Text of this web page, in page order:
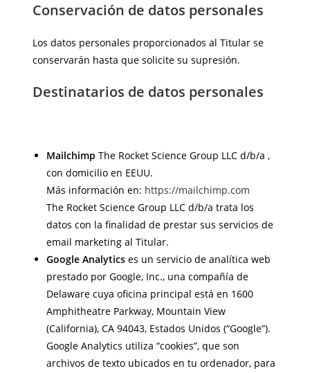
Conservación de datos personales
Los datos personales proporcionados al Titular se
conservarán hasta que solicite su supresión.
Destinatarios de datos personales
Mailchimp The Rocket Science Group LLC d/b/a ,
con domicilio en EEUU.
Más información en: https://mailchimp.com
The Rocket Science Group LLC d/b/a trata los
datos con la finalidad de prestar sus servicios de
email marketing al Titular.
Google Analytics es un servicio de analítica web
prestado por Google, Inc., una compañía de
Delaware cuya oficina principal está en 1600
Amphitheatre Parkway, Mountain View
(California), CA 94043, Estados Unidos (“Google”).
Google Analytics utiliza “cookies”, que son
archivos de texto ubicados en tu ordenador, para